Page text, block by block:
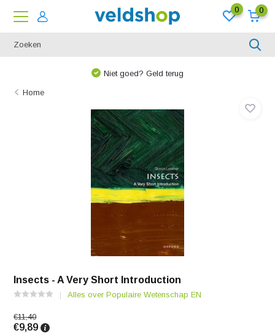
0 0
Niet goed? Geld terug
Home
Insects - A Very Short Introduction
Alles over Populaire Wetenschap EN
€11,40
€9,89